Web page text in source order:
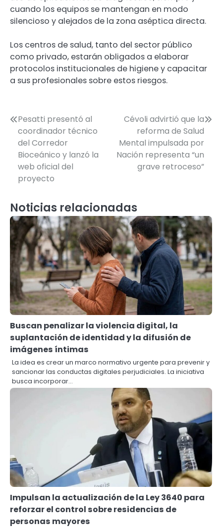
cuando los equipos se mantengan en modo
silencioso y alejados de la zona aséptica directa.
Los centros de salud, tanto del sector público
como privado, estarán obligados a elaborar
protocolos institucionales de higiene y capacitar
a sus profesionales sobre estos riesgos.
Navegación
de
entradas
Pesatti presentó al
coordinador técnico
del Corredor
Bioceánico y lanzó la
web oficial del
proyecto
Cévoli advirtió que la
reforma de Salud
Mental impulsada por
Nación representa “un
grave retroceso”
Noticias relacionadas
Buscan penalizar la violencia digital, la
suplantación de identidad y la difusión de
imágenes íntimas
La idea es crear un marco normativo urgente para prevenir y
sancionar las conductas digitales perjudiciales. La iniciativa
busca incorporar…
Impulsan la actualización de la Ley 3640 para
reforzar el control sobre residencias de
personas mayores